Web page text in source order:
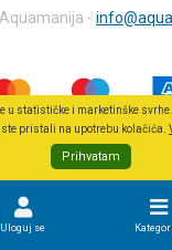
Uloguj se
-
u statističke i marketinške
pristali na upotrebu kolačića.
Prihvatam